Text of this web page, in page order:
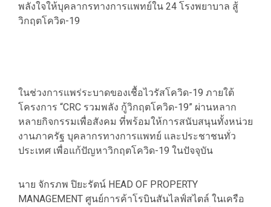
พลังใจให้บุคลากรทางการแพทย์ใน 24 โรงพยาบาล สู้
วิกฤตโควิด-19
ในช่วงการแพร่ระบาดของเชื้อไวรัสโควิด-19 ภายใต้
โครงการ “CRC รวมพลัง กู้วิกฤตโควิด-19” ผ่านหลาก
หลายกิจกรรมเพื่อสังคม ที่พร้อมให้การสนับสนุนทั้งหน่วย
งานภาครัฐ บุคลากรทางการแพทย์ และประชาชนทั่ว
ประเทศ เพื่อแก้ปัญหาวิกฤตโควิด-19 ในปัจจุบัน
นาย จักรภพ ปิยะรัตน์ HEAD OF PROPERTY
MANAGEMENT ศูนย์การค้าโรบินสันไลฟ์สไตล์ ในเครือ